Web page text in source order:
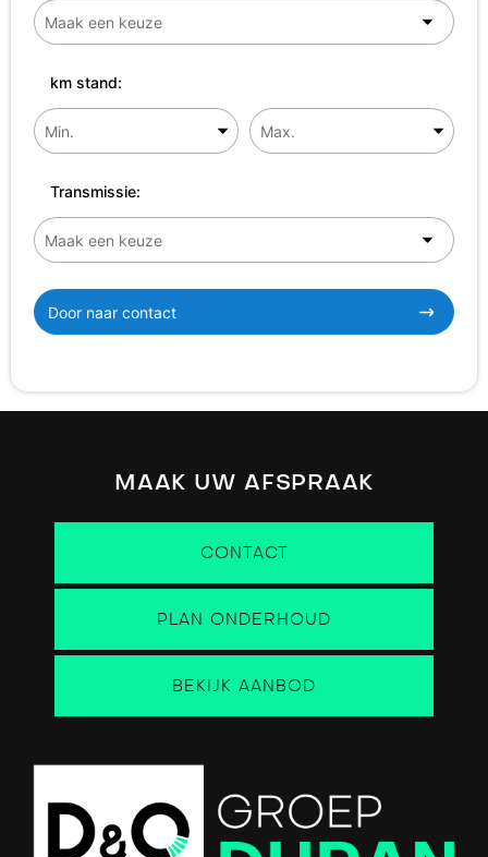
km stand:
Transmissie:
Door naar contact
MAAK UW AFSPRAAK
CONTACT
PLAN ONDERHOUD
BEKIJK AANBOD